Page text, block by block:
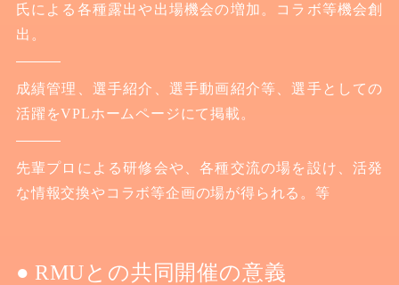
氏による各種露出や出場機会の増加。コラボ等機会創
出。
成績管理、選手紹介、選手動画紹介等、選手としての
活躍をVPLホームページにて掲載。
先輩プロによる研修会や、各種交流の場を設け、活発
な情報交換やコラボ等企画の場が得られる。等
RMUとの共同開催の意義